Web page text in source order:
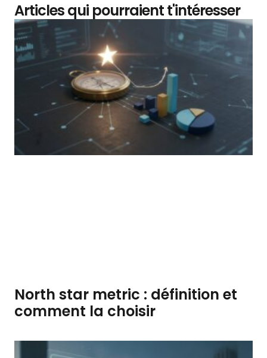
Articles qui pourraient t'intéresser
North star metric : définition et
comment la choisir